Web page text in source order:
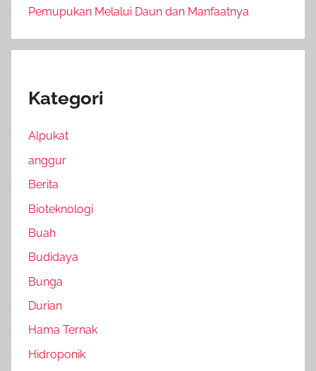
Pemupukan Melalui Daun dan Manfaatnya
Kategori
Alpukat
anggur
Berita
Bioteknologi
Buah
Budidaya
Bunga
Durian
Hama Ternak
Hidroponik